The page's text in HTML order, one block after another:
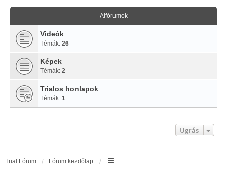
Alfórumok
Videók
Témák: 26
Képek
Témák: 2
Trialos honlapok
Témák: 1
Ugrás
Trial Fórum Fórum kezdőlap